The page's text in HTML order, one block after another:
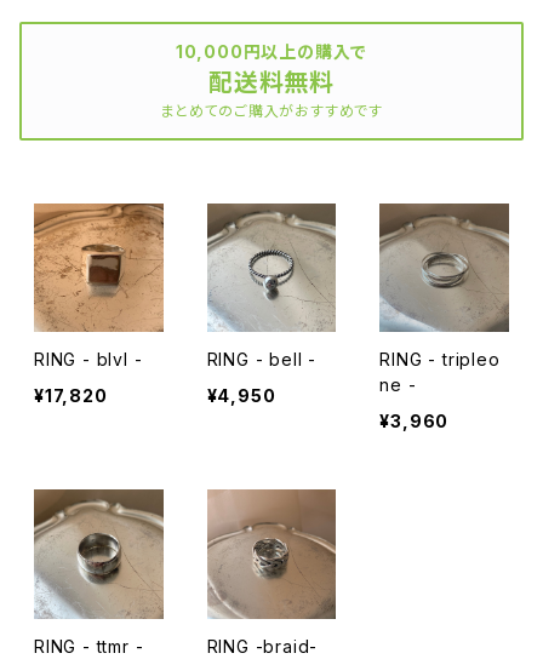
10,000円以上の購入で
配送料無料
まとめてのご購入がおすすめです
RING - blvl -
¥17,820
RING - bell -
¥4,950
RING - tripleo
ne -
¥3,960
RING - ttmr -
RING -braid-